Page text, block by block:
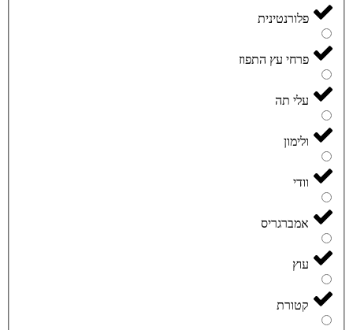
פלורנטינית
פרחי עץ התפוז
עלי תה
ולימון
וודי
אמברגריס
עוץ
קטורת